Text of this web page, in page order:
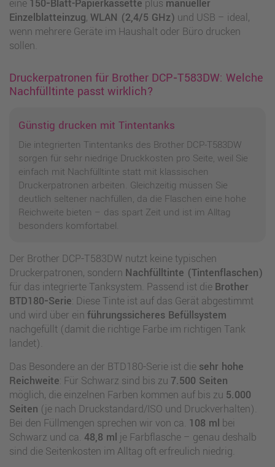
eine 150‑Blatt-Papierkassette plus manueller
Einzelblatteinzug, WLAN (2,4/5 GHz) und USB – ideal,
wenn mehrere Geräte im Haushalt oder Büro drucken
sollen.
Druckerpatronen für Brother DCP‑T583DW: Welche
Nachfülltinte passt wirklich?
Günstig drucken mit Tintentanks
Die integrierten Tintentanks des Brother DCP-T583DW
sorgen für sehr niedrige Druckkosten pro Seite, weil Sie
einfach mit Nachfülltinte statt mit klassischen
Druckerpatronen arbeiten. Gleichzeitig müssen Sie
deutlich seltener nachfüllen, da die Flaschen eine hohe
Reichweite bieten – das spart Zeit und ist im Alltag
besonders komfortabel.
Der Brother DCP‑T583DW nutzt keine typischen
Druckerpatronen, sondern Nachfülltinte (Tintenflaschen)
für das integrierte Tanksystem. Passend ist die Brother
BTD180‑Serie: Diese Tinte ist auf das Gerät abgestimmt
und wird über ein führungssicheres Befüllsystem
nachgefüllt (damit die richtige Farbe im richtigen Tank
landet).
Das Besondere an der BTD180‑Serie ist die sehr hohe
Reichweite: Für Schwarz sind bis zu 7.500 Seiten
möglich, die einzelnen Farben kommen auf bis zu 5.000
Seiten (je nach Druckstandard/ISO und Druckverhalten).
Bei den Füllmengen sprechen wir von ca. 108 ml bei
Schwarz und ca. 48,8 ml je Farbflasche – genau deshalb
sind die Seitenkosten im Alltag oft erfreulich niedrig.